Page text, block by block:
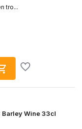
tro...
Wine 33cl